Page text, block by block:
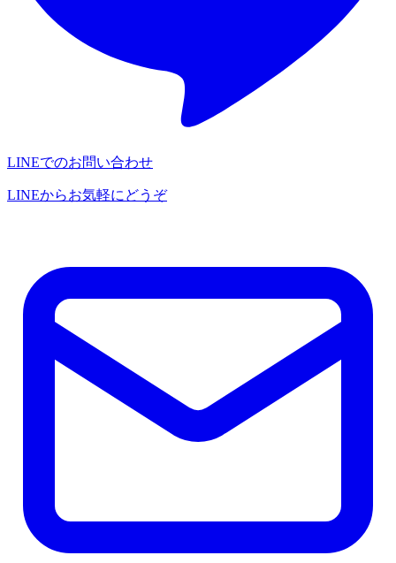
LINEでのお問い合わせ
LINEからお気軽にどうぞ